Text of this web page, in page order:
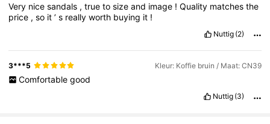
Very nicesandals ,truetosizeand image !Quality matchesthe
price ,so it’s reallyworth buying it !
Nuttig (2)
3***5 Kleur: Koffie bruin / Maat: CN39
Comfortable good
Nuttig (3)